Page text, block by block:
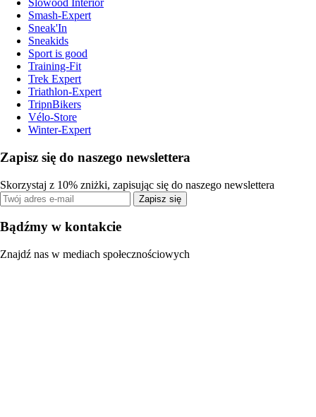
Slowood Interior
Smash-Expert
Sneak'In
Sneakids
Sport is good
Training-Fit
Trek Expert
Triathlon-Expert
TripnBikers
Vélo-Store
Winter-Expert
Zapisz się do naszego newslettera
Skorzystaj z 10% zniżki, zapisując się do naszego newslettera
Zapisz się
Bądźmy w kontakcie
Znajdź nas w mediach społecznościowych